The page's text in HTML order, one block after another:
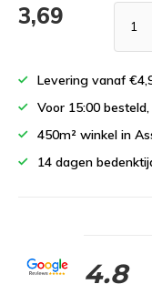
3,69
Levering vanaf
Voor 15:00
450m² winkel in
14 dagen
4.8